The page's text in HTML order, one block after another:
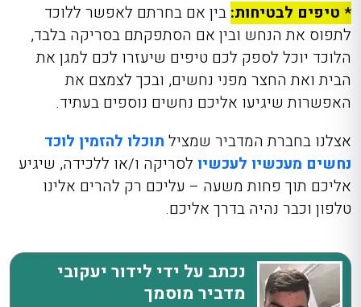
* טיפים לבטיחות: בין אם בחרתם לאפשר ללוכד
לתפוס את הנחש ובין אם הסתפקתם בסריקה בלבד,
הלוכד יוכל לספק לכם טיפים שיעזרו לכם למגן את
הבית ואת החצר מפני נחשים, ובכך לצמצם את
האפשרות שיגיעו אליכם נחשים נוספים בעתיד.
אצלנו בחברת המדביר שמציל תוכלו להזמין לוכד
נחשים מעכשיו לעכשיו לסריקה ו/או ללכידה, שיגיע
אליכם תוך פחות משעה – עליכם רק להרים אלינו
טלפון וכבר נהיה בדרך אליכם.
נכתב על ידי לידור יעקובי
מדביר מוסמך